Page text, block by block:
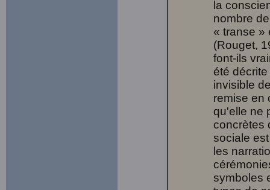
la
nombre
« transe »
(Rouget,
font-ils
été
invisible
remise en
qu'elle ne
concrètes
sociale
les
symboles